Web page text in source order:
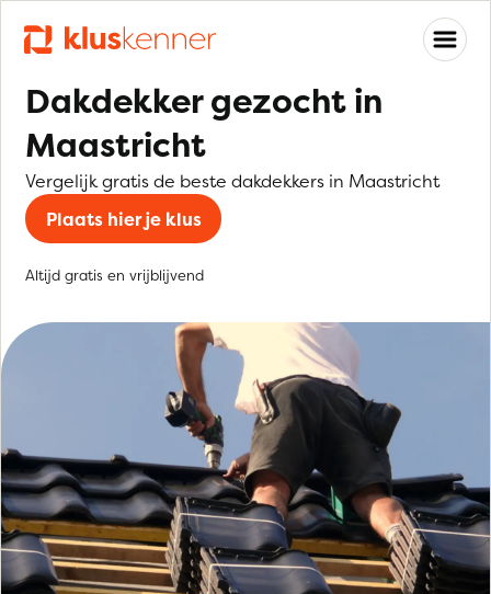
Dakdekker gezocht in
Maastricht
Vergelijk gratis de beste dakdekkers in Maastricht
Plaats hier je klus
Altijd gratis en vrijblijvend